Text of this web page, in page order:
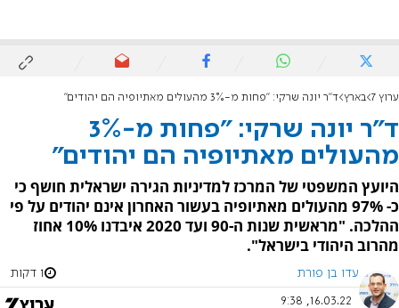
ערוץ 7 בארץ ד"ר יונה שרקי: "פחות מ-3% מהעולים מאתיופיה הם יהודים"
ד"ר יונה שרקי: "פחות מ-3%
מהעולים מאתיופיה הם יהודים"
היועץ המשפטי של המרכז למדיניות הגירה ישראלית חושף כי
כ- 97% מהעולים מאתיופיה בעשור האחרון אינם יהודים על פי
ההלכה. "מראשית שנות ה-90 ועד 2020 איבדנו 10% אחוז
מהרוב היהודי בישראל".
עדו בן פורת 1 דקות
16.03.22, 9:38